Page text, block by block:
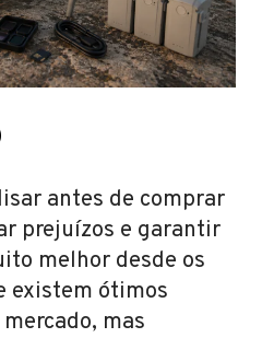
antes de comprar
prejuízos e garantir
melhor desde os
existem ótimos
mas